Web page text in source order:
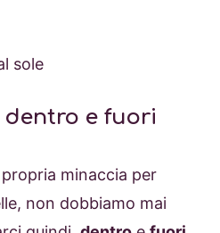
e fuori
minaccia per
non dobbiamo mai